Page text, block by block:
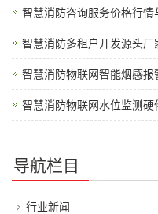
智慧消防咨询服务价格行情
智慧消防多租户开发源头厂
智慧消防物联网智能烟感
智慧消防物联网水位监测
导航栏目
行业新闻